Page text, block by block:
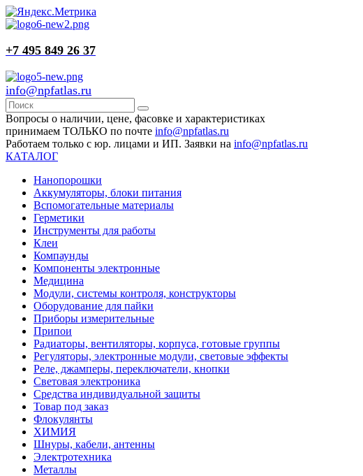
+7 495 849 26 37
info@npfatlas.ru
Вопросы о наличии, цене, фасовке и характеристиках
принимаем ТОЛЬКО по почте info@npfatlas.ru
Работаем только с юр. лицами и ИП. Заявки на info@npfatlas.ru
КАТАЛОГ
Нанопорошки
Аккумуляторы, блоки питания
Вспомогательные материалы
Герметики
Инструменты для работы
Клеи
Компаунды
Компоненты электронные
Медицина
Модули, системы контроля, конструкторы
Оборудование для пайки
Приборы измерительные
Припои
Радиаторы, вентиляторы, корпуса, готовые группы
Регуляторы, электронные модули, световые эффекты
Реле, джамперы, переключатели, кнопки
Световая электроника
Средства индивидуальной защиты
Товар под заказ
Флокулянты
ХИМИЯ
Шнуры, кабели, антенны
Электротехника
Металлы